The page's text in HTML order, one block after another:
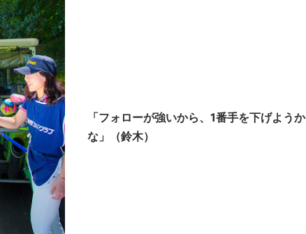
「フォローが強いから、1番手を下げようか
な」（鈴木）